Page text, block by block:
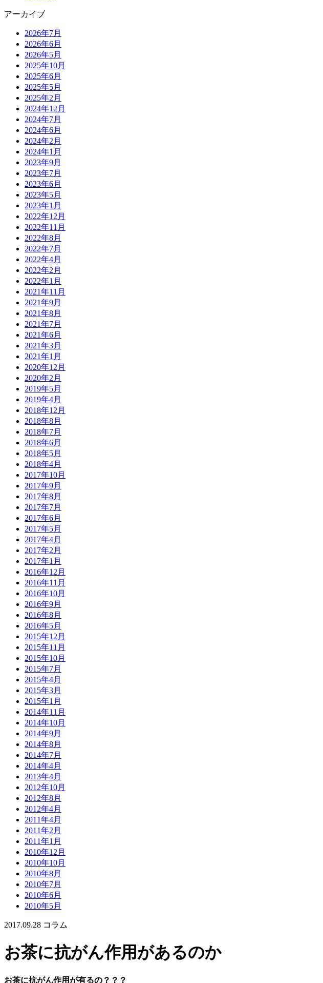
アーカイブ
2026年7月
2026年6月
2026年5月
2025年10月
2025年6月
2025年5月
2025年2月
2024年12月
2024年7月
2024年6月
2024年2月
2024年1月
2023年9月
2023年7月
2023年6月
2023年5月
2023年1月
2022年12月
2022年11月
2022年8月
2022年7月
2022年4月
2022年2月
2022年1月
2021年11月
2021年9月
2021年8月
2021年7月
2021年6月
2021年3月
2021年1月
2020年12月
2020年2月
2019年5月
2019年4月
2018年12月
2018年8月
2018年7月
2018年6月
2018年5月
2018年4月
2017年10月
2017年9月
2017年8月
2017年7月
2017年6月
2017年5月
2017年4月
2017年2月
2017年1月
2016年12月
2016年11月
2016年10月
2016年9月
2016年8月
2016年5月
2015年12月
2015年11月
2015年10月
2015年7月
2015年4月
2015年3月
2015年1月
2014年11月
2014年10月
2014年9月
2014年8月
2014年7月
2014年4月
2013年4月
2012年10月
2012年8月
2012年4月
2011年4月
2011年2月
2011年1月
2010年12月
2010年10月
2010年8月
2010年7月
2010年6月
2010年5月
2017.09.28 コラム
お茶に抗がん作用があるのか
お茶に抗がん作用が有るの？？？